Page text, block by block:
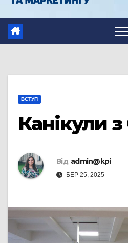
ВСТУП
Канікули
Від admin@kpi
БЕР 25, 2025